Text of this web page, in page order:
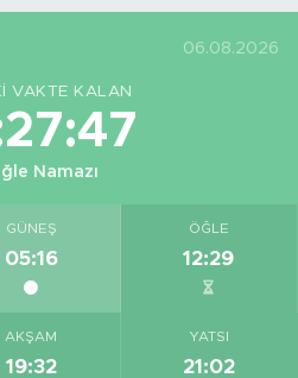
06.08.2026
VAKTE KALAN
Namazı
GÜNEŞ
05:16
ÖĞLE
12:29
AKŞAM
19:32
YATSI
21:02